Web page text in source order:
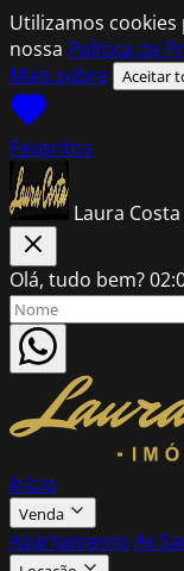
Utilizamos
nossa Política de
Mais sobre
Aceitar
Favoritos
Laura
Olá, tudo bem?
Início
Venda
Apartamento Av